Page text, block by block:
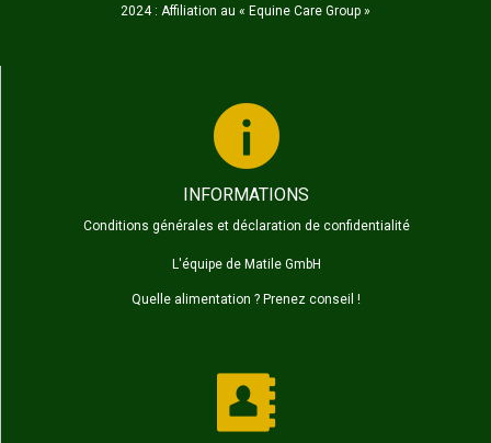
2024 : Affiliation au « Equine Care Group »
INFORMATIONS
Conditions générales et déclaration de confidentialité
L'équipe de Matile GmbH
Quelle alimentation ? Prenez conseil !